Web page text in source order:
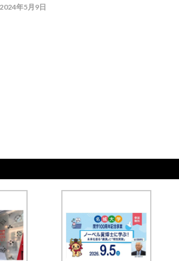
2024年5月9日